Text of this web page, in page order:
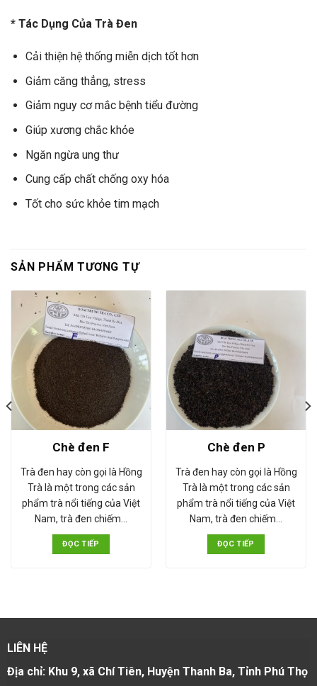
* Tác Dụng Của Trà Đen
Cải thiện hệ thống miễn dịch tốt hơn
Giảm căng thẳng, stress
Giảm nguy cơ mắc bệnh tiểu đường
Giúp xương chắc khỏe
Ngăn ngừa ung thư
Cung cấp chất chống oxy hóa
Tốt cho sức khỏe tim mạch
SẢN PHẨM TƯƠNG TỰ
Chè đen F
Trà đen hay còn gọi là Hồng
Trà là một trong các sản
phẩm trà nổi tiếng của Việt
Nam, trà đen chiếm…
ĐỌC TIẾP
Chè đen P
Trà đen hay còn gọi là Hồng
Trà là một trong các sản
phẩm trà nổi tiếng của Việt
Nam, trà đen chiếm…
ĐỌC TIẾP
LIÊN HỆ
Địa chỉ: Khu 9, xã Chí Tiên, Huyện Thanh Ba, Tỉnh Phú Thọ